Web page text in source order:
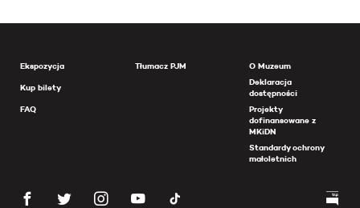
Ekspozycja
Kup bilety
FAQ
Tłumacz PJM
O Muzeum
Deklaracja
dostępności
Projekty
dofinansowane z
MKiDN
Standardy ochrony
małoletnich